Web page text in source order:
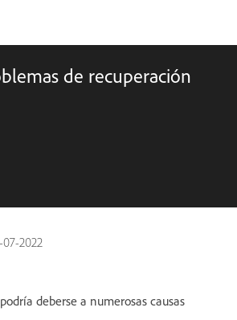
de recuperación
07-2022
deberse a numerosas causas